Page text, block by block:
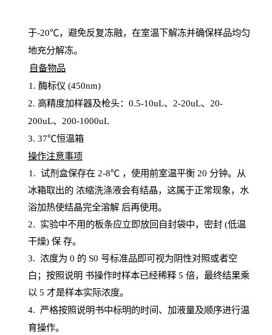
于-20℃，避免反复冻融，在室温下解冻并确保样品均匀
地充分解冻。
自备物品
1 . 酶标仪 (450nm)
2. 高精度加样器及枪头： 0.5-10uL、 2-20uL、 20-
200uL、 200-1000uL
3. 37℃恒温箱
操作注意事项
1. 试剂盒保存在 2-8℃ ，使用前室温平衡 20 分钟。从
冰箱取出的 浓缩洗涤液会有结晶，这属于正常现象，水
浴加热使结晶完全溶解 后再使用。
2. 实验中不用的板条应立即放回自封袋中，密封(低温
干燥) 保 存。
3. 浓度为 0 的 S0 号标准品即可视为阴性对照或者空
白；按照说明 书操作时样本已经稀释5 倍，最终结果乘
以 5 才是样本实际浓度。
4. 严格按照说明书中标明的时间、加液量及顺序进行温
育操作。